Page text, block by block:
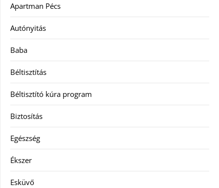
Apartman Pécs
Autónyitás
Baba
Béltisztítás
Béltisztító kúra program
Biztosítás
Egészség
Ékszer
Esküvő